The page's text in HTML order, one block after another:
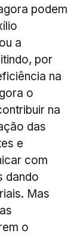
podem
a
por
na
o
na
das
e
com
dando
Mas
o